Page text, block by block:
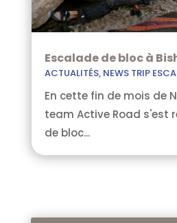
Escalade de bloc à
ACTUALITÉS, NEWS TRIP
En cette fin de mois de
team Active Road s'est
de bloc...